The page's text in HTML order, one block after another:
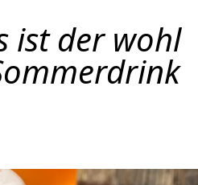
ist der wohl